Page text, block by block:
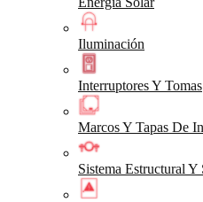
Iluminación
Interruptores Y Tomas
Marcos Y Tapas De
Sistema Estructural Y